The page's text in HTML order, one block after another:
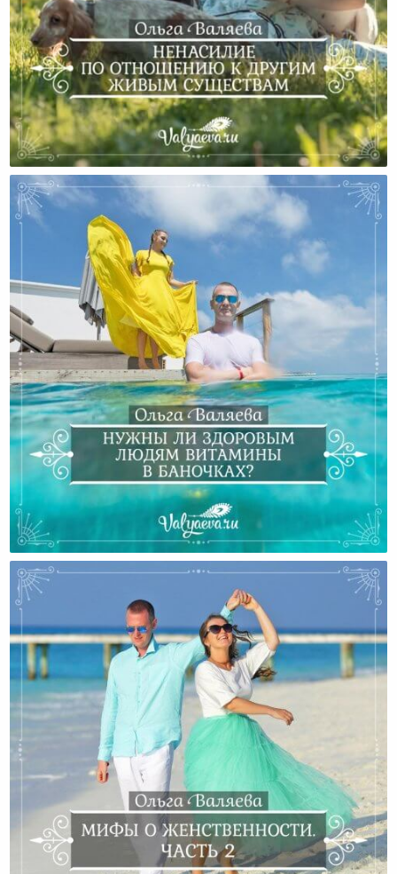
Ненасилие По Отношению К Другим Живым
Существам
Нужны Ли Здоровым Людям Витамины В Баночках?